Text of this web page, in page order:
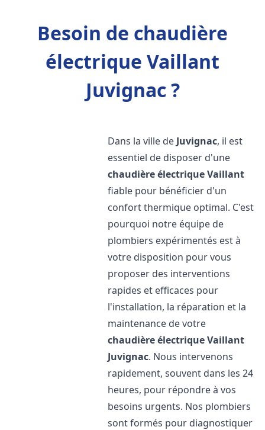
Besoin de chaudière
électrique Vaillant
Juvignac ?
Dans la ville de Juvignac, il est
essentiel de disposer d'une
chaudière électrique Vaillant
fiable pour bénéficier d'un
confort thermique optimal. C'est
pourquoi notre équipe de
plombiers expérimentés est à
votre disposition pour vous
proposer des interventions
rapides et efficaces pour
l'installation, la réparation et la
maintenance de votre
chaudière électrique Vaillant
Juvignac. Nous intervenons
rapidement, souvent dans les 24
heures, pour répondre à vos
besoins urgents. Nos plombiers
sont formés pour diagnostiquer